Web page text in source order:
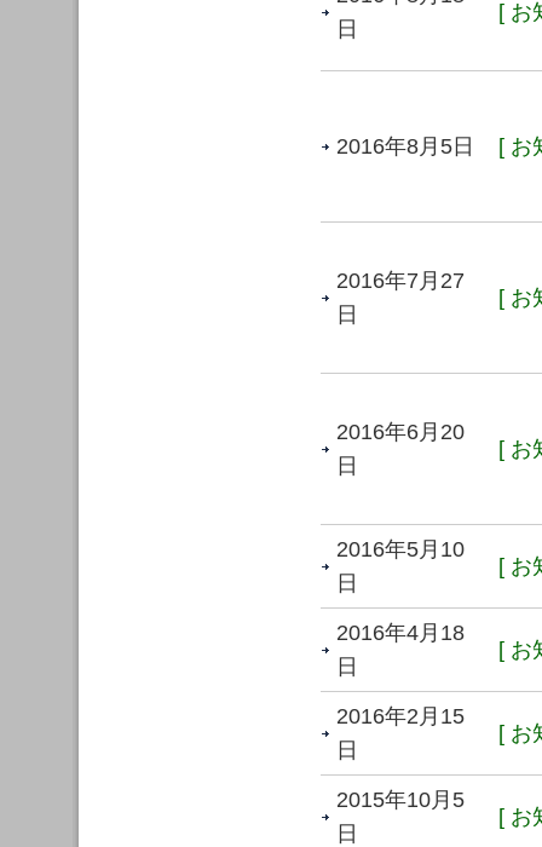
日
[ お
2016年8月5日 [ お
2016年7月27
日
[ お
2016年6月20
日
[ お
2016年5月10
日
[ お
2016年4月18
日
[ お
2016年2月15
日
[ お
2015年10月5
日
[ お